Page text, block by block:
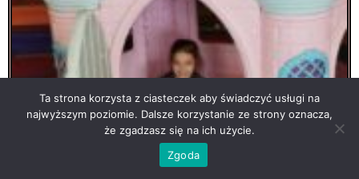
Ta strona korzysta z ciasteczek aby świadczyć usługi na
najwyższym poziomie. Dalsze korzystanie ze strony oznacza,
że zgadzasz się na ich użycie.
Zgoda